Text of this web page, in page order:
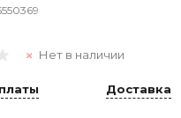
Нет в наличии
Доставка